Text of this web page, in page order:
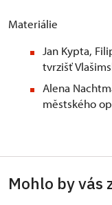
Materiálie
Jan Kypta,
tvrzišť
Alena
městského
Mohlo by vás